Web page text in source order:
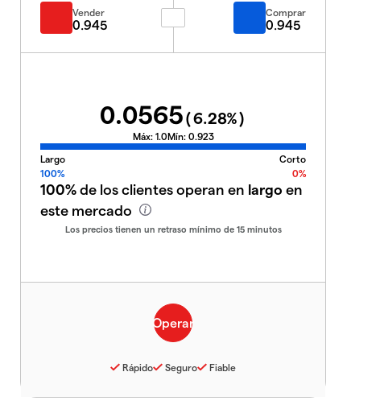
Vender
0.945
Comprar
0.945
0.0565(6.28%)
Máx: 1.0Mín: 0.923
Largo
Corto
100%
0%
100%de los clientes operan en largo en
este mercado
Los precios tienen un retraso mínimo de 15 minutos
Rápido Seguro Fiable